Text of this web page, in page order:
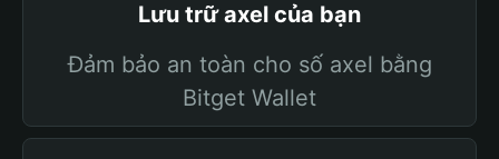
Lưu trữ axel của bạn
Đảm bảo an toàn cho số axel bằng
Bitget Wallet